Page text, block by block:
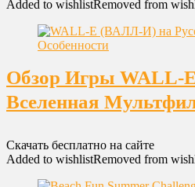
Added to wishlistRemoved from
Обзор Игры WALL-
Вселенная
Скачать бесплатно на сайте
Added to wishlistRemoved from